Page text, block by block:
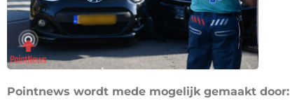
Pointnews wordt mede mogelijk gemaakt door: